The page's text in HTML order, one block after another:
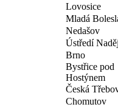
Lovosice
Mladá
Nedašov
Ústředí
Brno
Bystřice pod
Hostýnem
Česká
Chomutov